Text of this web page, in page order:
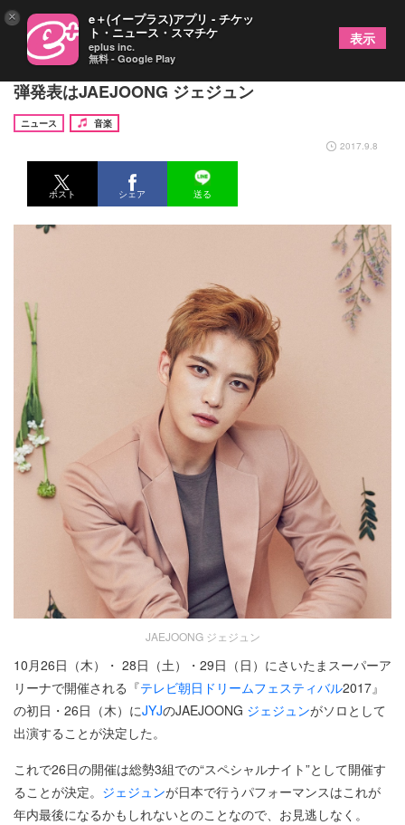
『テレビ朝日ドリームフェスティバル2017』の第2
弾発表はJAEJOONG ジェジュン
ニュース
音楽
2017.9.8
ポスト シェア 送る
JAEJOONG ジェジュン
10月26日（木）・ 28日（土）・29日（日）にさいたまスーパーア
リーナで開催される『テレビ朝日ドリームフェスティバル2017』
の初日・26日（木）にJYJのJAEJOONG ジェジュンがソロとして
出演することが決定した。
これで26日の開催は総勢3組での“スペシャルナイト”として開催す
ることが決定。 ジェジュンが日本で行うパフォーマンスはこれが
年内最後になるかもしれないとのことなので、お見逃しなく。
× e＋(イープラス)アプリ - チケッ
ト・ニュース・スマチケ
eplus inc.
無料 - Google Play
表示